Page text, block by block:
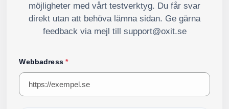
möjligheter med vårt testverktyg. Du får svar
direkt utan att behöva lämna sidan. Ge gärna
feedback via mejl till support@oxit.se
Webbadress *